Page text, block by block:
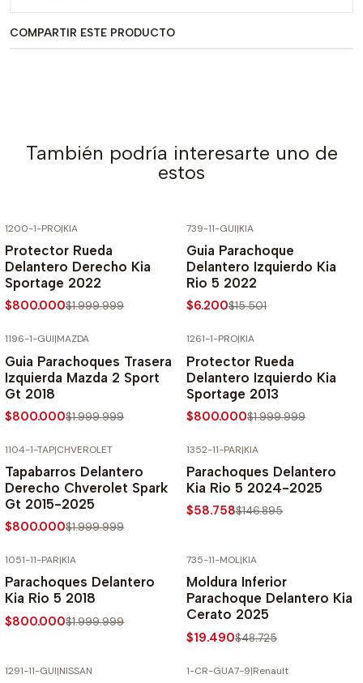
COMPARTIR ESTE PRODUCTO
También podría interesarte uno de
estos
1200-1-PRO|KIA
Protector Rueda
Delantero Derecho Kia
Sportage 2022
$800.000$1.999.999
739-11-GUI|KIA
Guia Parachoque
Delantero Izquierdo Kia
Rio 5 2022
$6.200$15.501
1196-1-GUI|MAZDA
Guia Parachoques Trasera
Izquierda Mazda 2 Sport
Gt 2018
$800.000$1.999.999
1261-1-PRO|KIA
Protector Rueda
Delantero Izquierdo Kia
Sportage 2013
$800.000$1.999.999
1104-1-TAP|CHVEROLET
Tapabarros Delantero
Derecho Chverolet Spark
Gt 2015-2025
$800.000$1.999.999
1352-11-PAR|KIA
Parachoques Delantero
Kia Rio 5 2024-2025
$58.758$146.895
1051-11-PAR|KIA
Parachoques Delantero
Kia Rio 5 2018
$800.000$1.999.999
735-11-MOL|KIA
Moldura Inferior
Parachoque Delantero Kia
Cerato 2025
$19.490$48.725
1291-11-GUI|NISSAN 1-CR-GUA7-9|Renault